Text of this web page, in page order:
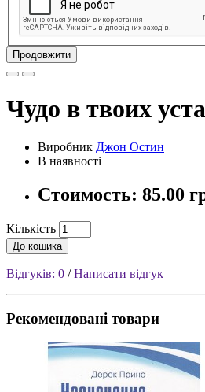
Продовжити
Чудо в твоих
Виробник Джон Остин
В наявності
Стоимость: 85.00
Кількість
До кошика
Відгуків: 0 /Написати відгук
Рекомендовані товари